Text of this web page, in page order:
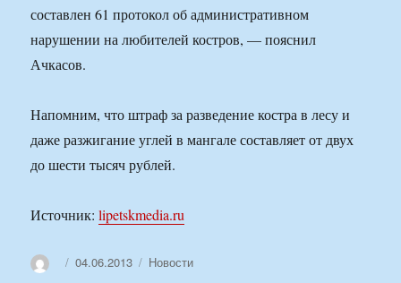
составлен 61 протокол об административном
нарушении на любителей костров, — пояснил
Ачкасов.
Напомним, что штраф за разведение костра в лесу и
даже разжигание углей в мангале составляет от двух
до шести тысяч рублей.
Источник:lipetskmedia.ru
АвторОпубликовано
04.06.2013 Рубрики
Новости